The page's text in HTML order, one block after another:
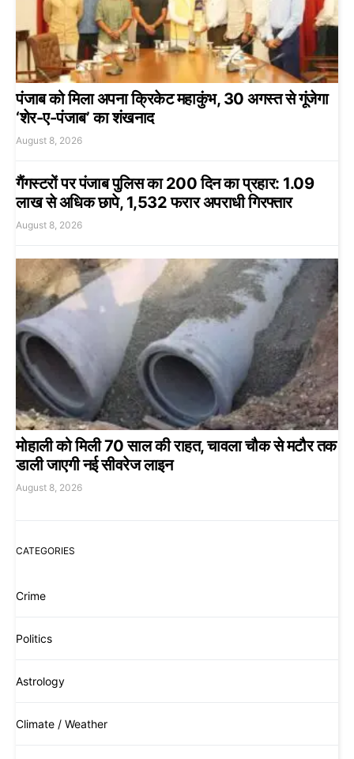
पंजाब को मिला अपना क्रिकेट महाकुंभ, 30 अगस्त से गूंजेगा
‘शेर-ए-पंजाब’ का शंखनाद
August 8, 2026
गैंगस्टरों पर पंजाब पुलिस का 200 दिन का प्रहार: 1.09
लाख से अधिक छापे, 1,532 फरार अपराधी गिरफ्तार
August 8, 2026
मोहाली को मिली 70 साल की राहत, चावला चौक से मटौर तक
डाली जाएगी नई सीवरेज लाइन
August 8, 2026
CATEGORIES
Crime
Politics
Astrology
Climate / Weather